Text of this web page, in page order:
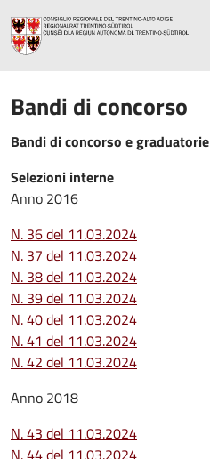
Bandi di concorso
Bandi di concorso e graduatorie
Selezioni interne
Anno 2016
N. 36 del 11.03.2024
N. 37 del 11.03.2024
N. 38 del 11.03.2024
N. 39 del 11.03.2024
N. 40 del 11.03.2024
N. 41 del 11.03.2024
N. 42 del 11.03.2024
Anno 2018
N. 43 del 11.03.2024
N. 44 del 11.03.2024